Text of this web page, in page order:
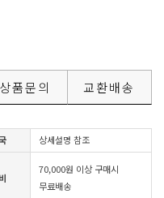
상품문의 교환배송
상세설명 참조
70,000원 이상 구매시
무료배송